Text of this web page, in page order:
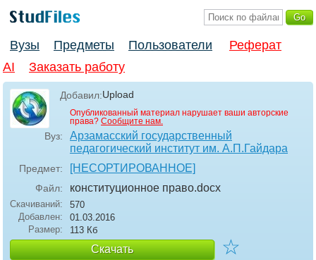
Вузы Предметы Пользователи
Реферат
AI
Заказать работу
Добавил:Upload
Опубликованный материал нарушает ваши авторские
права? Сообщите нам.
Вуз:
Арзамасский государственный
педагогический институт им. А.П.Гайдара
Предмет: [НЕСОРТИРОВАННОЕ]
Файл: конституционное право.docx
Скачиваний:
570
Добавлен:
01.03.2016
Размер:
113 Кб
Скачать ☆